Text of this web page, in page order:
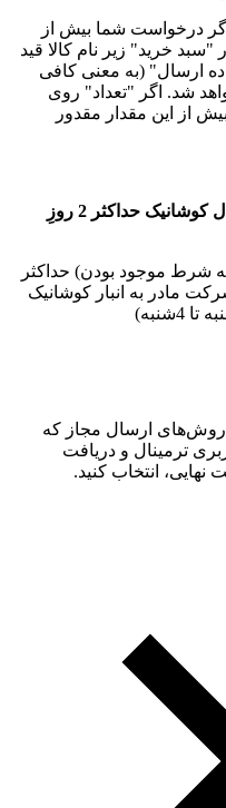
درخواست شما بیش از
خرید" زیر نام کالا قید
ارسال" (به معنی کافی
شد. اگر "تعداد" روی
از این مقدار مقدور
اگر برای کالا نوشته شده است "ارسال کوشانیک حداکثر 2 روزِ
شرط موجود بودن) حداکثر
مادر به انبار کوشانیک
ارسال مجاز که
ترمینال و دریافت
انتخاب کنید.